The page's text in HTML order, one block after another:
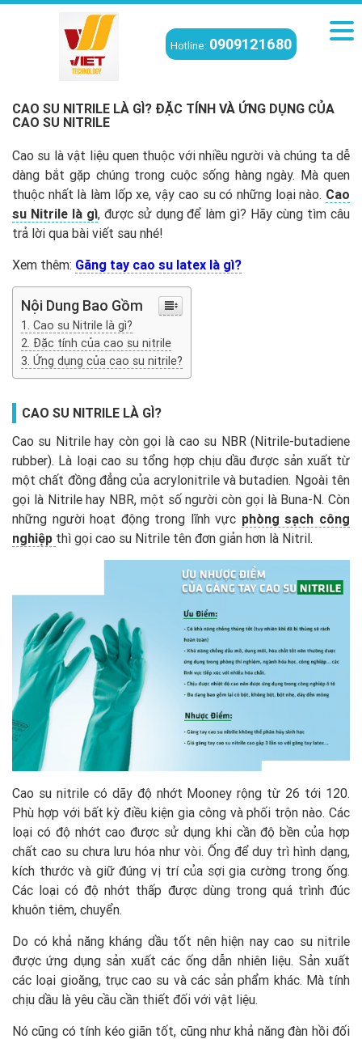
Hotline: 0909121680
Tin tức phòng sạch
Cao su Nitrile là gì? Đặc tính và ứng
dụng của cao su nitrile
CAO SU NITRILE LÀ GÌ? ĐẶC TÍNH VÀ ỨNG DỤNG CỦA
CAO SU NITRILE
Cao su là vật liệu quen thuộc với nhiều người và chúng ta dễ
dàng bắt gặp chúng trong cuộc sống hàng ngày. Mà quen
thuộc nhất là làm lốp xe, vậy cao su có những loại nào. Cao
su Nitrile là gì, được sử dụng để làm gì? Hãy cùng tìm câu
trả lời qua bài viết sau nhé!
Xem thêm: Găng tay cao su latex là gì?
Nội Dung Bao Gồm
Cao su Nitrile là gì?
Đặc tính của cao su nitrile
Ứng dụng của cao su nitrile?
CAO SU NITRILE LÀ GÌ?
Cao su Nitrile hay còn gọi là cao su NBR (Nitrile-butadiene
rubber). Là loại cao su tổng hợp chịu dầu được sản xuất từ
một chất đồng đẳng của acrylonitrile và butadien. Ngoài tên
gọi là Nitrile hay NBR, một số người còn gọi là Buna-N. Còn
những người hoạt động trong lĩnh vực phòng sạch công
nghiệp thì gọi cao su Nitrile tên đơn giản hơn là Nitril.
Cao su nitrile có dãy độ nhớt Mooney rộng từ 26 tới 120.
Phù hợp với bất kỳ điều kiện gia công và phối trộn nào. Các
loại có độ nhớt cao được sử dụng khi cần độ bền của hợp
chất cao su chưa lưu hóa như vòi. Ống để duy trì hình dạng,
kích thước và giữ đúng vị trí của sợi gia cường trong ống.
Các loại có độ nhớt thấp được dùng trong quá trình đúc
khuôn tiêm, chuyển.
Do có khả năng kháng dầu tốt nên hiện nay cao su nitrile
được ứng dụng sản xuất các ống dẫn nhiên liệu. Sản xuất
các loại gioăng, trục cao su và các sản phẩm khác. Mà tính
chịu dầu là yêu cầu cần thiết đối với vật liệu.
Nó cũng có tính kéo giãn tốt, cũng như khả năng đàn hồi đối